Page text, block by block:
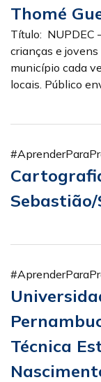
Thomé
Título: NUPDEC
crianças e
município cada
locais. Público
Sebastião/
Técnica